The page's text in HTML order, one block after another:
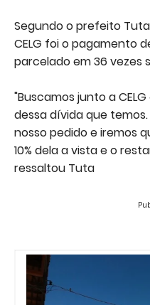
Segundo o prefeito
CELG foi o pagamento
parcelado em 36 vezes
"Buscamos junto a
dessa dívida que
nosso pedido e iremos
10% dela a vista e o
ressaltou Tuta